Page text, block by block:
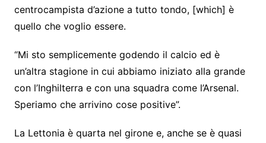
centrocampista d’azione a tutto tondo, [which] è
quello che voglio essere.
“Mi sto semplicemente godendo il calcio ed è
un’altra stagione in cui abbiamo iniziato alla grande
con l’Inghilterra e con una squadra come l’Arsenal.
Speriamo che arrivino cose positive”.
La Lettonia è quarta nel girone e, anche se è quasi